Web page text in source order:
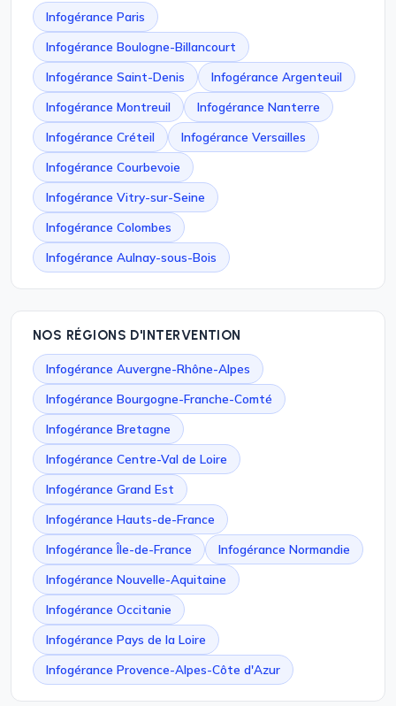
Infogérance Paris
Infogérance Boulogne-Billancourt
Infogérance Saint-Denis
Infogérance Argenteuil
Infogérance Montreuil
Infogérance Nanterre
Infogérance Créteil
Infogérance Versailles
Infogérance Courbevoie
Infogérance Vitry-sur-Seine
Infogérance Colombes
Infogérance Aulnay-sous-Bois
NOS RÉGIONS D'INTERVENTION
Infogérance Auvergne-Rhône-Alpes
Infogérance Bourgogne-Franche-Comté
Infogérance Bretagne
Infogérance Centre-Val de Loire
Infogérance Grand Est
Infogérance Hauts-de-France
Infogérance Île-de-France
Infogérance Normandie
Infogérance Nouvelle-Aquitaine
Infogérance Occitanie
Infogérance Pays de la Loire
Infogérance Provence-Alpes-Côte d'Azur